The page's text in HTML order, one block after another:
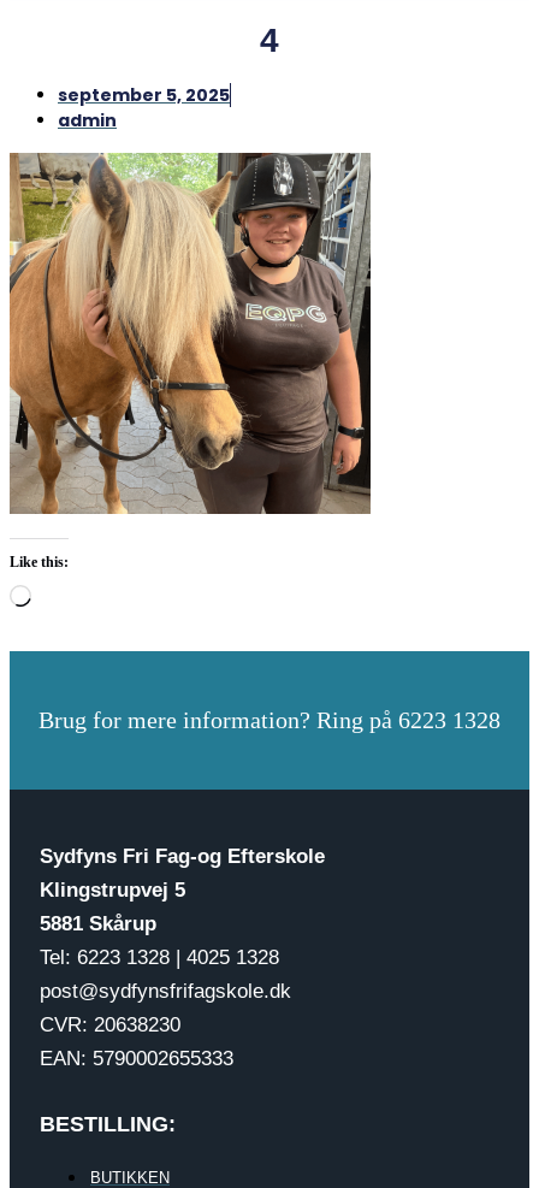
4
september 5, 2025
admin
Like this:
Loading…
Brug for mere information? Ring på 6223 1328
Sydfyns Fri Fag-og Efterskole
Klingstrupvej 5
5881 Skårup
Tel: 6223 1328 | 4025 1328
post@sydfynsfrifagskole.dk
CVR: 20638230
EAN: 5790002655333
BESTILLING:
BUTIKKEN